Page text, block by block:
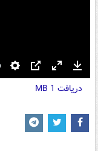
Settings
PIP Enter
fullscreen
دریافت 1 MB